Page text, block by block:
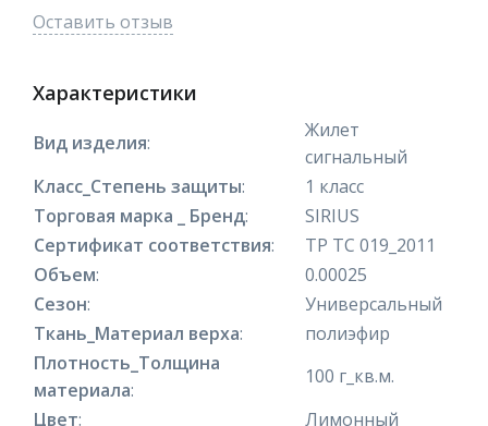
Оставить отзыв
Характеристики
Вид изделия:
Жилет
сигнальный
Класс_Степень защиты:
1 класс
Торговая марка _ Бренд:
SIRIUS
Сертификат соответствия:
ТР ТС 019_2011
Объем:
0.00025
Сезон:
Универсальный
Ткань_Материал верха:
полиэфир
Плотность_Толщина
материала:
100 г_кв.м.
Цвет:
Лимонный